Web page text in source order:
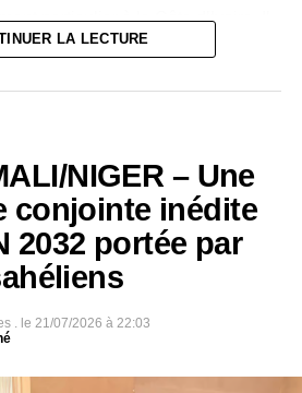
particulier à la Côte d’Ivoire. Il
avec les instances
des Éléphants.
LA LECTURE
NIGER – Une
conjointe inédite
2032 portée par
. le 21/07/2026 à 22:03